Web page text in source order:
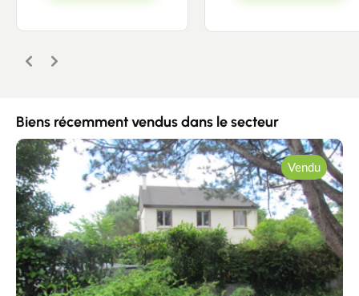
Estimer/Vendre
Acheter
Recrutement
Actualités
Précédent
Suivant
Biens récemment vendus dans le secteur
Vendu